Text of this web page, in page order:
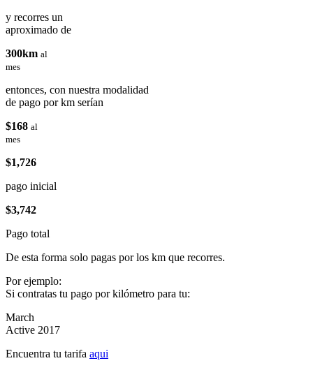
y recorres un
aproximado de
300km al
mes
entonces, con nuestra modalidad
de pago por km serían
$168 al
mes
$1,726
pago inicial
$3,742
Pago total
De esta forma solo pagas por los km que recorres.
Por ejemplo:
Si contratas tu pago por kilómetro para tu:
March
Active 2017
Encuentra tu tarifa aqui